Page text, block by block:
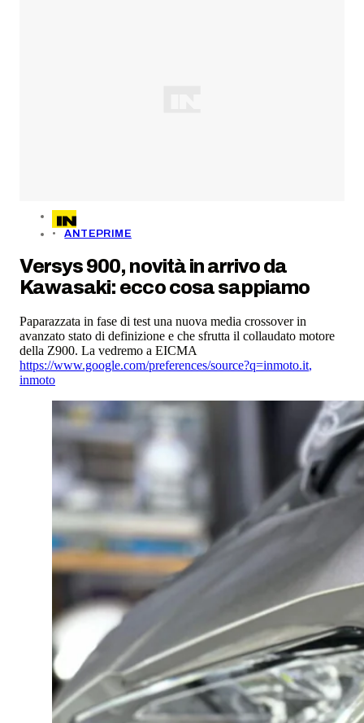
ANTEPRIME
Versys 900, novità in arrivo da
Kawasaki: ecco cosa sappiamo
Paparazzata in fase di test una nuova media crossover in
avanzato stato di definizione e che sfrutta il collaudato motore
della Z900. La vedremo a EICMA
https://www.google.com/preferences/source?q=inmoto.it,
inmoto